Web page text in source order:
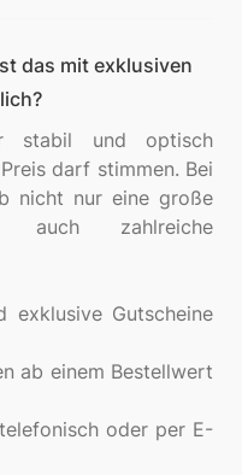
das mit exklusiven
stabil und optisch
darf stimmen. Bei
nicht nur eine große
auch zahlreiche
exklusive Gutscheine
ab einem Bestellwert
oder per E-